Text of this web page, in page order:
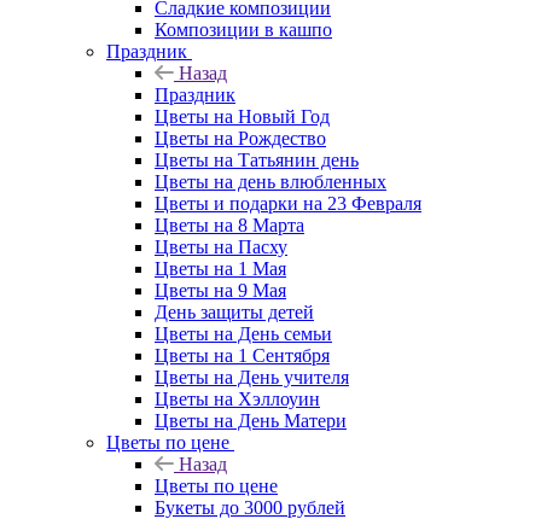
Сладкие композиции
Композиции в кашпо
Праздник
Назад
Праздник
Цветы на Новый Год
Цветы на Рождество
Цветы на Татьянин день
Цветы на день влюбленных
Цветы и подарки на 23 Февраля
Цветы на 8 Марта
Цветы на Пасху
Цветы на 1 Мая
Цветы на 9 Мая
День защиты детей
Цветы на День семьи
Цветы на 1 Сентября
Цветы на День учителя
Цветы на Хэллоуин
Цветы на День Матери
Цветы по цене
Назад
Цветы по цене
Букеты до 3000 рублей